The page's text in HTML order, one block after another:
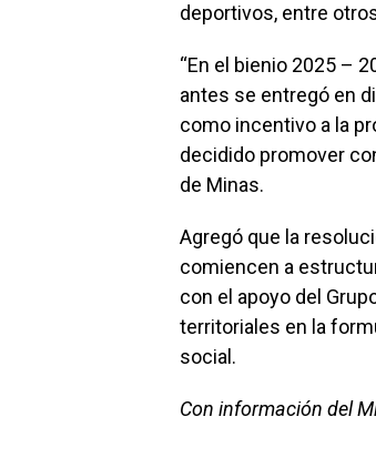
deportivos, entre
“En el bienio 2025 –
antes se entregó en
como incentivo a la
decidido promover
de Minas.
Agregó que la
comiencen a
con el apoyo del
territoriales en la
social.
Con información del